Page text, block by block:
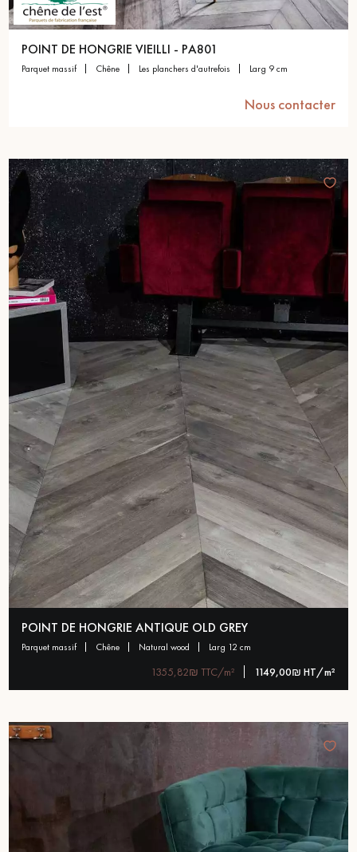
POINT DE HONGRIE VIEILLI - PA801
parquet massif chêne les planchers d'autrefois larg 9 cm
Nous contacter
POINT DE HONGRIE ANTIQUE OLD GREY
parquet massif chêne natural wood larg 12 cm
1355,82₪ TTC/m² 1149,00₪ HT/m²